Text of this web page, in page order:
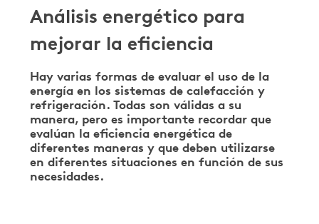
Análisis energético para
mejorar la eficiencia
Hay varias formas de evaluar el uso de la
energía en los sistemas de calefacción y
refrigeración. Todas son válidas a su
manera, pero es importante recordar que
evalúan la eficiencia energética de
diferentes maneras y que deben utilizarse
en diferentes situaciones en función de sus
necesidades.